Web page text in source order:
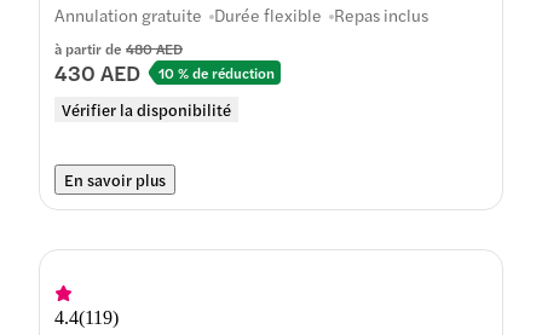
à partir de 480 AED
430 AED 10 % de réduction
Vérifier la disponibilité
Annulation gratuite Durée flexible Repas inclus
En savoir plus
4.4(119)